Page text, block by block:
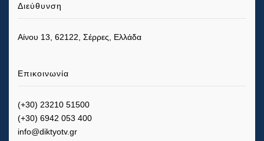
Διεύθυνση
Αίνου 13, 62122, Σέρρες, Ελλάδα
Επικοινωνία
(+30) 23210 51500
(+30) 6942 053 400
info@diktyotv.gr